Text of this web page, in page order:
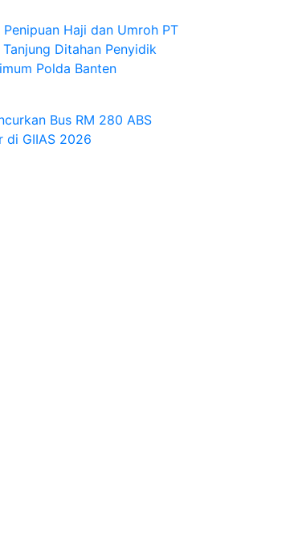
Haji dan Umroh PT
Ditahan Penyidik
Polda Banten
Bus RM 280 ABS
di GIIAS 2026